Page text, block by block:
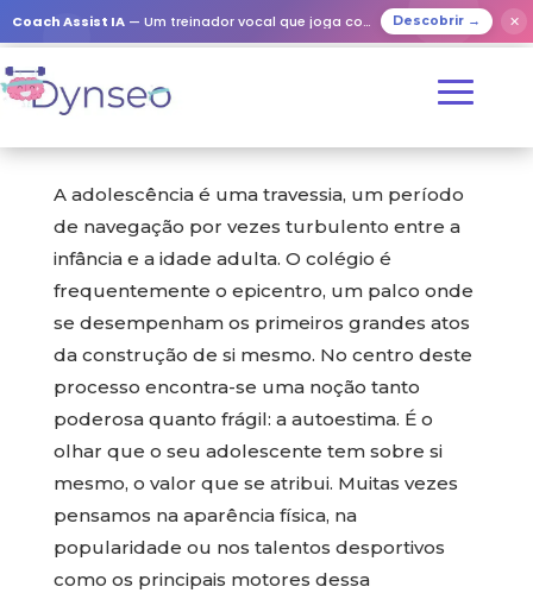
Coach Assist IA — Um treinador vocal que joga com os seus entes queridos Descobrir → ✕
A adolescência é uma travessia, um período
de navegação por vezes turbulento entre a
infância e a idade adulta. O colégio é
frequentemente o epicentro, um palco onde
se desempenham os primeiros grandes atos
da construção de si mesmo. No centro deste
processo encontra-se uma noção tanto
poderosa quanto frágil: a autoestima. É o
olhar que o seu adolescente tem sobre si
mesmo, o valor que se atribui. Muitas vezes
pensamos na aparência física, na
popularidade ou nos talentos desportivos
como os principais motores dessa